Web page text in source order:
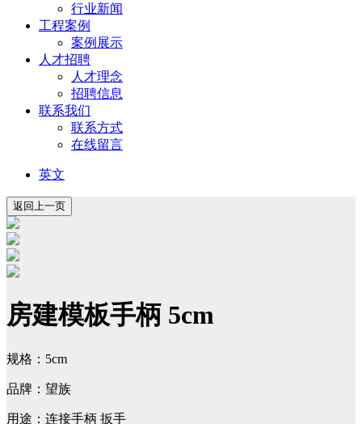
行业新闻
工程案例
案例展示
人才招聘
人才理念
招聘信息
联系我们
联系方式
在线留言
英文
房建模板手柄 5cm
规格：5cm
品牌：望族
用途：连接手柄 扳手